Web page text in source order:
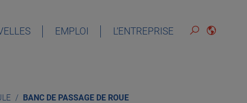
EMPLOI L’ENTREPRISE
BANC DE PASSAGE DE ROUE